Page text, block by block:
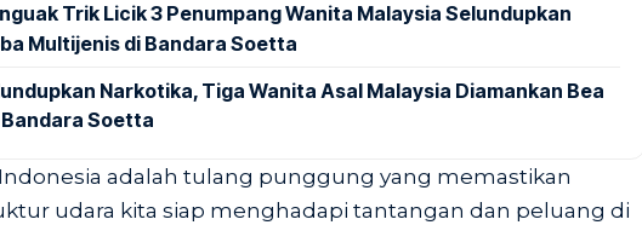
Trik Licik 3 Penumpang Wanita Malaysia Selundupkan
Multijenis di Bandara Soetta
Narkotika, Tiga Wanita Asal Malaysia Diamankan Bea
Soetta
Indonesia adalah tulang punggung yang memastikan
udara kita siap menghadapi tantangan dan peluang di